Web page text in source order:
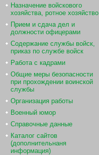
Назначение войскового
хозяйства, ротное хозяйство
Прием и сдача дел и
должности офицерами
Содержание службы войск,
приказ по службе войск
Работа с кадрами
Общие меры безопасности
при прохождении воинской
службы
Организация работы
Военный юмор
Справочные данные
Каталог сайтов
(дополнительнаня
информация)